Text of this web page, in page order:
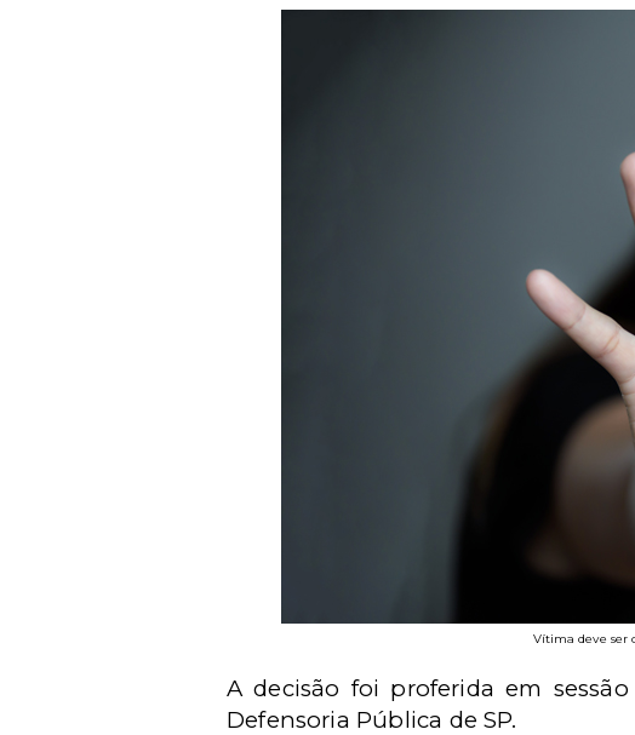
Vítima deve ser
A decisão foi proferida em
Defensoria Pública de SP.